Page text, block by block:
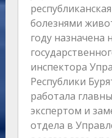
болезнями
году назначена
инспектора
Республики
работала
экспертом и
отдела в